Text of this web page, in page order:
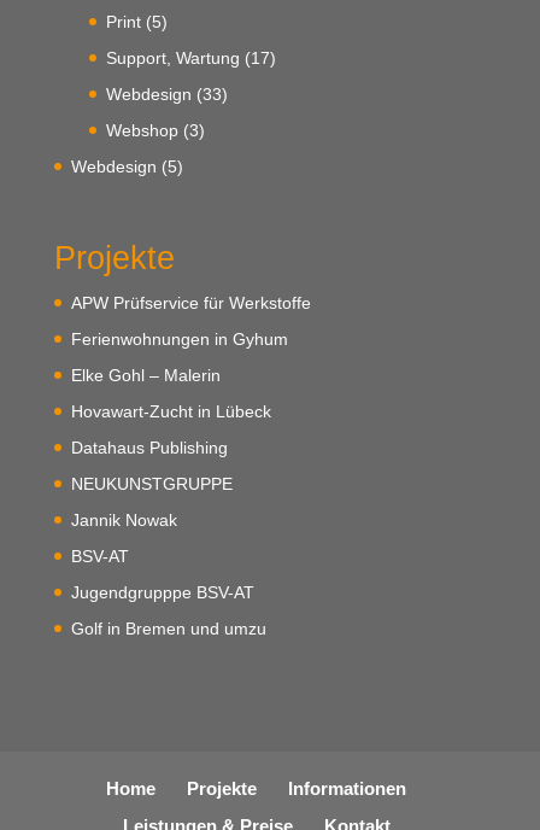
Print(5)
Support, Wartung (17)
Webdesign (33)
Webshop(3)
Webdesign (5)
Projekte
APW Prüfservice für Werkstoffe
Ferienwohnungen in Gyhum
Elke Gohl – Malerin
Hovawart-Zucht in Lübeck
Datahaus Publishing
NEUKUNSTGRUPPE
Jannik Nowak
BSV-AT
Jugendgrupppe BSV-AT
Golf in Bremen und umzu
Home Projekte
Informationen